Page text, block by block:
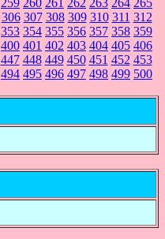
259 260 261 262 263 264 265
306 307 308 309 310 311 312
353 354 355 356 357 358 359
400 401 402 403 404 405 406
447 448 449 450 451 452 453
494 495 496 497 498 499 500